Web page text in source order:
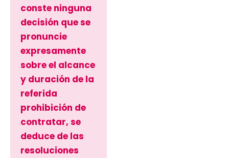
conste ninguna
decisión que se
pronuncie
expresamente
sobre el alcance
y duración de la
referida
prohibición de
contratar, se
deduce de las
resoluciones